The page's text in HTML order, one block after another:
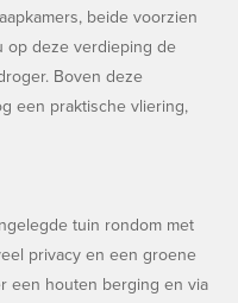
beide voorzien
op deze verdieping de
Boven deze
een praktische vliering,
tuin rondom met
privacy en een groene
een houten berging en via